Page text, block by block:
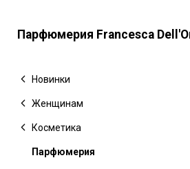
Парфюмерия Francesca
Новинки
Женщинам
Косметика
Парфюмерия